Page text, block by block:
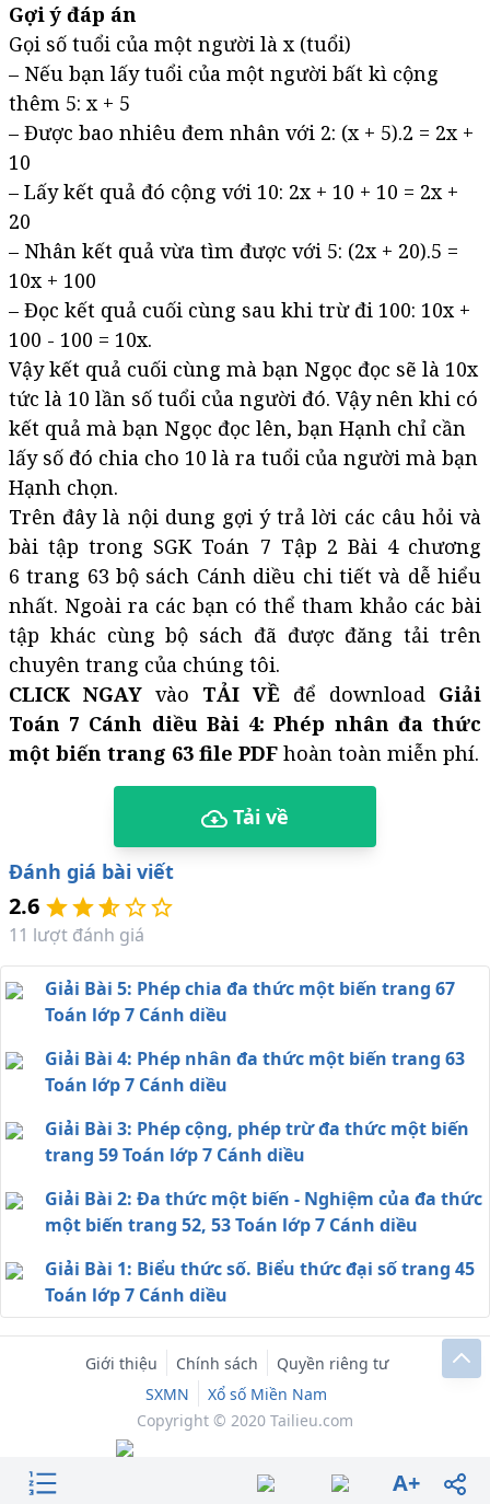
Gợi ý đáp án
Gọi số tuổi của một người là x (tuổi)
– Nếu bạn lấy tuổi của một người bất kì cộng
thêm 5: x + 5
– Được bao nhiêu đem nhân với 2: (x + 5).2 = 2x +
10
– Lấy kết quả đó cộng với 10: 2x + 10 + 10 = 2x +
20
– Nhân kết quả vừa tìm được với 5: (2x + 20).5 =
10x + 100
– Đọc kết quả cuối cùng sau khi trừ đi 100: 10x +
100 - 100 = 10x.
Vậy kết quả cuối cùng mà bạn Ngọc đọc sẽ là 10x
tức là 10 lần số tuổi của người đó. Vậy nên khi có
kết quả mà bạn Ngọc đọc lên, bạn Hạnh chỉ cần
lấy số đó chia cho 10 là ra tuổi của người mà bạn
Hạnh chọn.
Trên đây là nội dung gợi ý trả lời các câu hỏi và
bài tập trong SGK Toán 7 Tập 2 Bài 4 chương
6 trang 63 bộ sách Cánh diều chi tiết và dễ hiểu
nhất. Ngoài ra các bạn có thể tham khảo các bài
tập khác cùng bộ sách đã được đăng tải trên
chuyên trang của chúng tôi.
CLICK NGAY vào TẢI VỀ để download Giải
Toán 7 Cánh diều Bài 4: Phép nhân đa thức
một biến trang 63 file PDF hoàn toàn miễn phí.
Tải về
Đánh giá bài viết
2.6
11 lượt đánh giá
Giải Bài 5: Phép chia đa thức một biến trang 67
Toán lớp 7 Cánh diều
Giải Bài 4: Phép nhân đa thức một biến trang 63
Toán lớp 7 Cánh diều
Giải Bài 3: Phép cộng, phép trừ đa thức một biến
trang 59 Toán lớp 7 Cánh diều
Giải Bài 2: Đa thức một biến - Nghiệm của đa thức
một biến trang 52, 53 Toán lớp 7 Cánh diều
Giải Bài 1: Biểu thức số. Biểu thức đại số trang 45
Toán lớp 7 Cánh diều
A+
Giới thiệu Chính sách
Quyền riêng tư
SXMN
Xổ số Miền Nam
Copyright © 2020 Tailieu.com